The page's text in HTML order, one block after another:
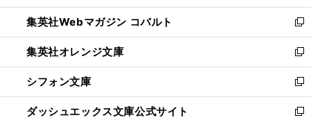
開
く
ウ
で
開
く
ン
ド
ウ
で
開
く
ウ
ィ
ン
ド
ウ
で
開
く
集英社Webマガジン コバルト
新
し
い
ウ
ィ
ン
ド
集英社オレンジ文庫
新
し
い
ウ
ィ
シフォン文庫
新
し
い
ダッシュエックス文庫公式サイト
新